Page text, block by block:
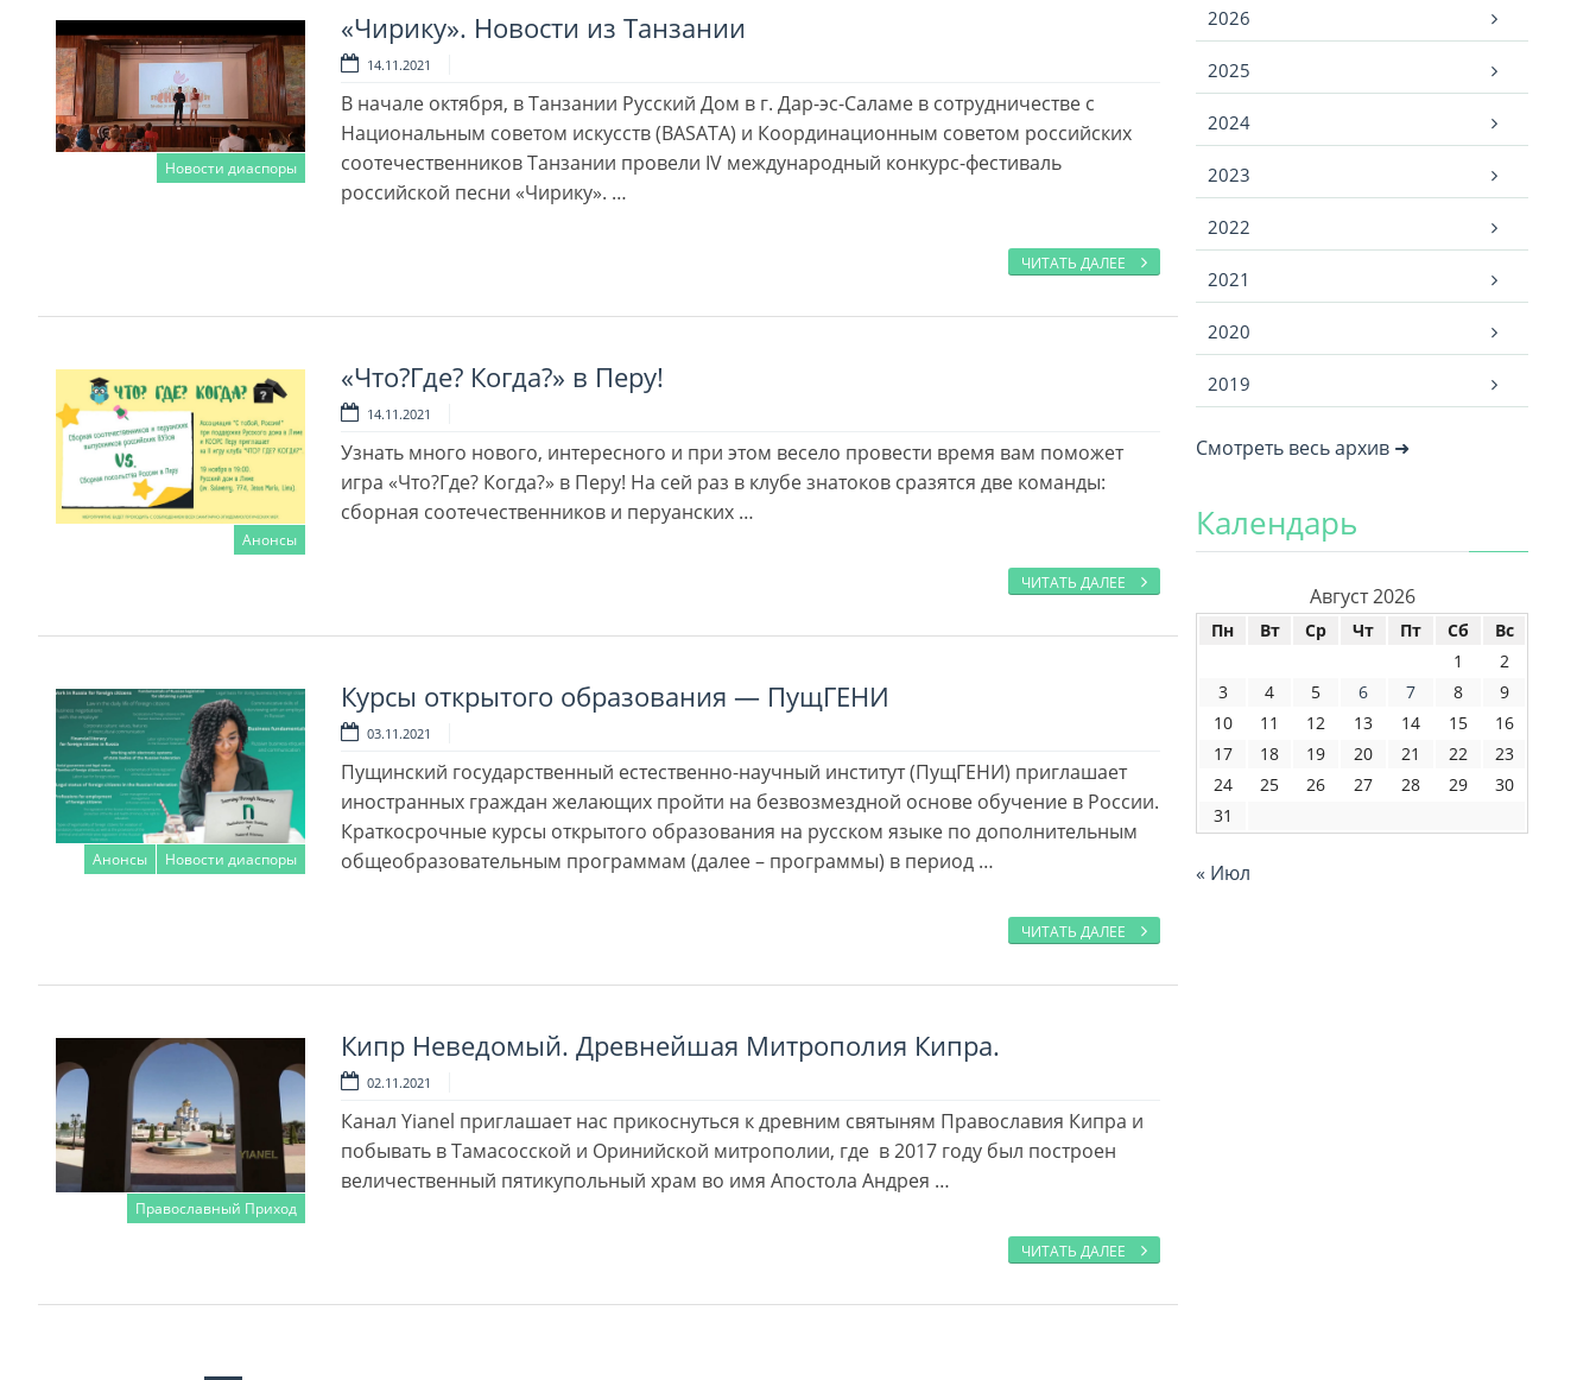
Новости диаспоры
«Чирику». Новости из Танзании
14.11.2021
В начале октября, в Танзании Русский Дом в г. Дар-эс-Саламе в сотрудничестве с
Национальным советом искусств (BASATA) и Координационным советом российских
соотечественников Танзании провели IV международный конкурс-фестиваль
российской песни «Чирику». …
ЧИТАТЬ ДАЛЕЕ
Анонсы
«Что?Где? Когда?» в Перу!
14.11.2021
Узнать много нового, интересного и при этом весело провести время вам поможет
игра «Что?Где? Когда?» в Перу! На сей раз в клубе знатоков сразятся две команды:
сборная соотечественников и перуанских …
ЧИТАТЬ ДАЛЕЕ
Анонсы Новости диаспоры
Курсы открытого образования — ПущГЕНИ
03.11.2021
Пущинский государственный естественно-научный институт (ПущГЕНИ) приглашает
иностранных граждан желающих пройти на безвозмездной основе обучение в России.
Краткосрочные курсы открытого образования на русском языке по дополнительным
общеобразовательным программам (далее – программы) в период …
ЧИТАТЬ ДАЛЕЕ
Православный Приход
Кипр Неведомый. Древнейшая Митрополия Кипра.
02.11.2021
Канал Yianel приглашает нас прикоснуться к древним святыням Православия Кипра и
побывать в Тамасосской и Оринийской митрополии, где в 2017 году был построен
величественный пятикупольный храм во имя Апостола Андрея …
ЧИТАТЬ ДАЛЕЕ
2026
2025
2024
2023
2022
2021
2020
2019
Смотреть весь архив ➜
Календарь
Август 2026
Пн Вт Ср Чт Пт Сб
Вс
1
2
3
4 5 6 7 8
9
10
11 12 13 14 15
16
17
18 19 20 21 22
23
24
25 26 27 28 29
30
31
« Июл